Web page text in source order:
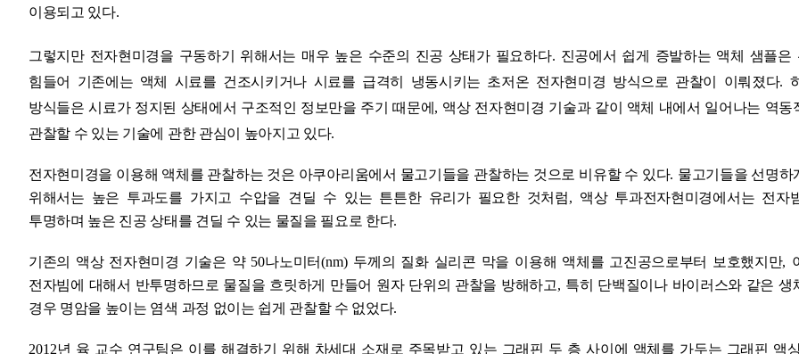
이용되고 있다.
그렇지만 전자현미경을 구동하기 위해서는 매우 높은 수준의 진공 상태가 필요하다. 진공에서 쉽게 증발하는 액체 샘플은
힘들어 기존에는 액체 시료를 건조시키거나 시료를 급격히 냉동시키는 초저온 전자현미경 방식으로 관찰이 이뤄졌다.
방식들은 시료가 정지된 상태에서 구조적인 정보만을 주기 때문에 , 액상 전자현미경 기술과 같이 액체 내에서 일어나는 역동
관찰할 수 있는 기술에 관한 관심이 높아지고 있다.
전자현미경을 이용해 액체를 관찰하는 것은 아쿠아리움에서 물고기들을 관찰하는 것으로 비유할 수 있다. 물고기들을 선명하
위해서는 높은 투과도를 가지고 수압을 견딜 수 있는 튼튼한 유리가 필요한 것처럼, 액상 투과전자현미경에서는 전자
투명하며 높은 진공 상태를 견딜 수 있는 물질을 필요로 한다.
기존의 액상 전자현미경 기술은 약 50나노미터(nm) 두께의 질화 실리콘 막을 이용해 액체를 고진공으로부터 보호했지만,
전자빔에 대해서 반투명하므로 물질을 흐릿하게 만들어 원자 단위의 관찰을 방해하고, 특히 단백질이나 바이러스와 같은 생
경우 명암을 높이는 염색 과정 없이는 쉽게 관찰할 수 없었다.
2012년 육 교수 연구팀은 이를 해결하기 위해 차세대 소재로 주목받고 있는 그래핀 두 층 사이에 액체를 가두는 그래핀 액